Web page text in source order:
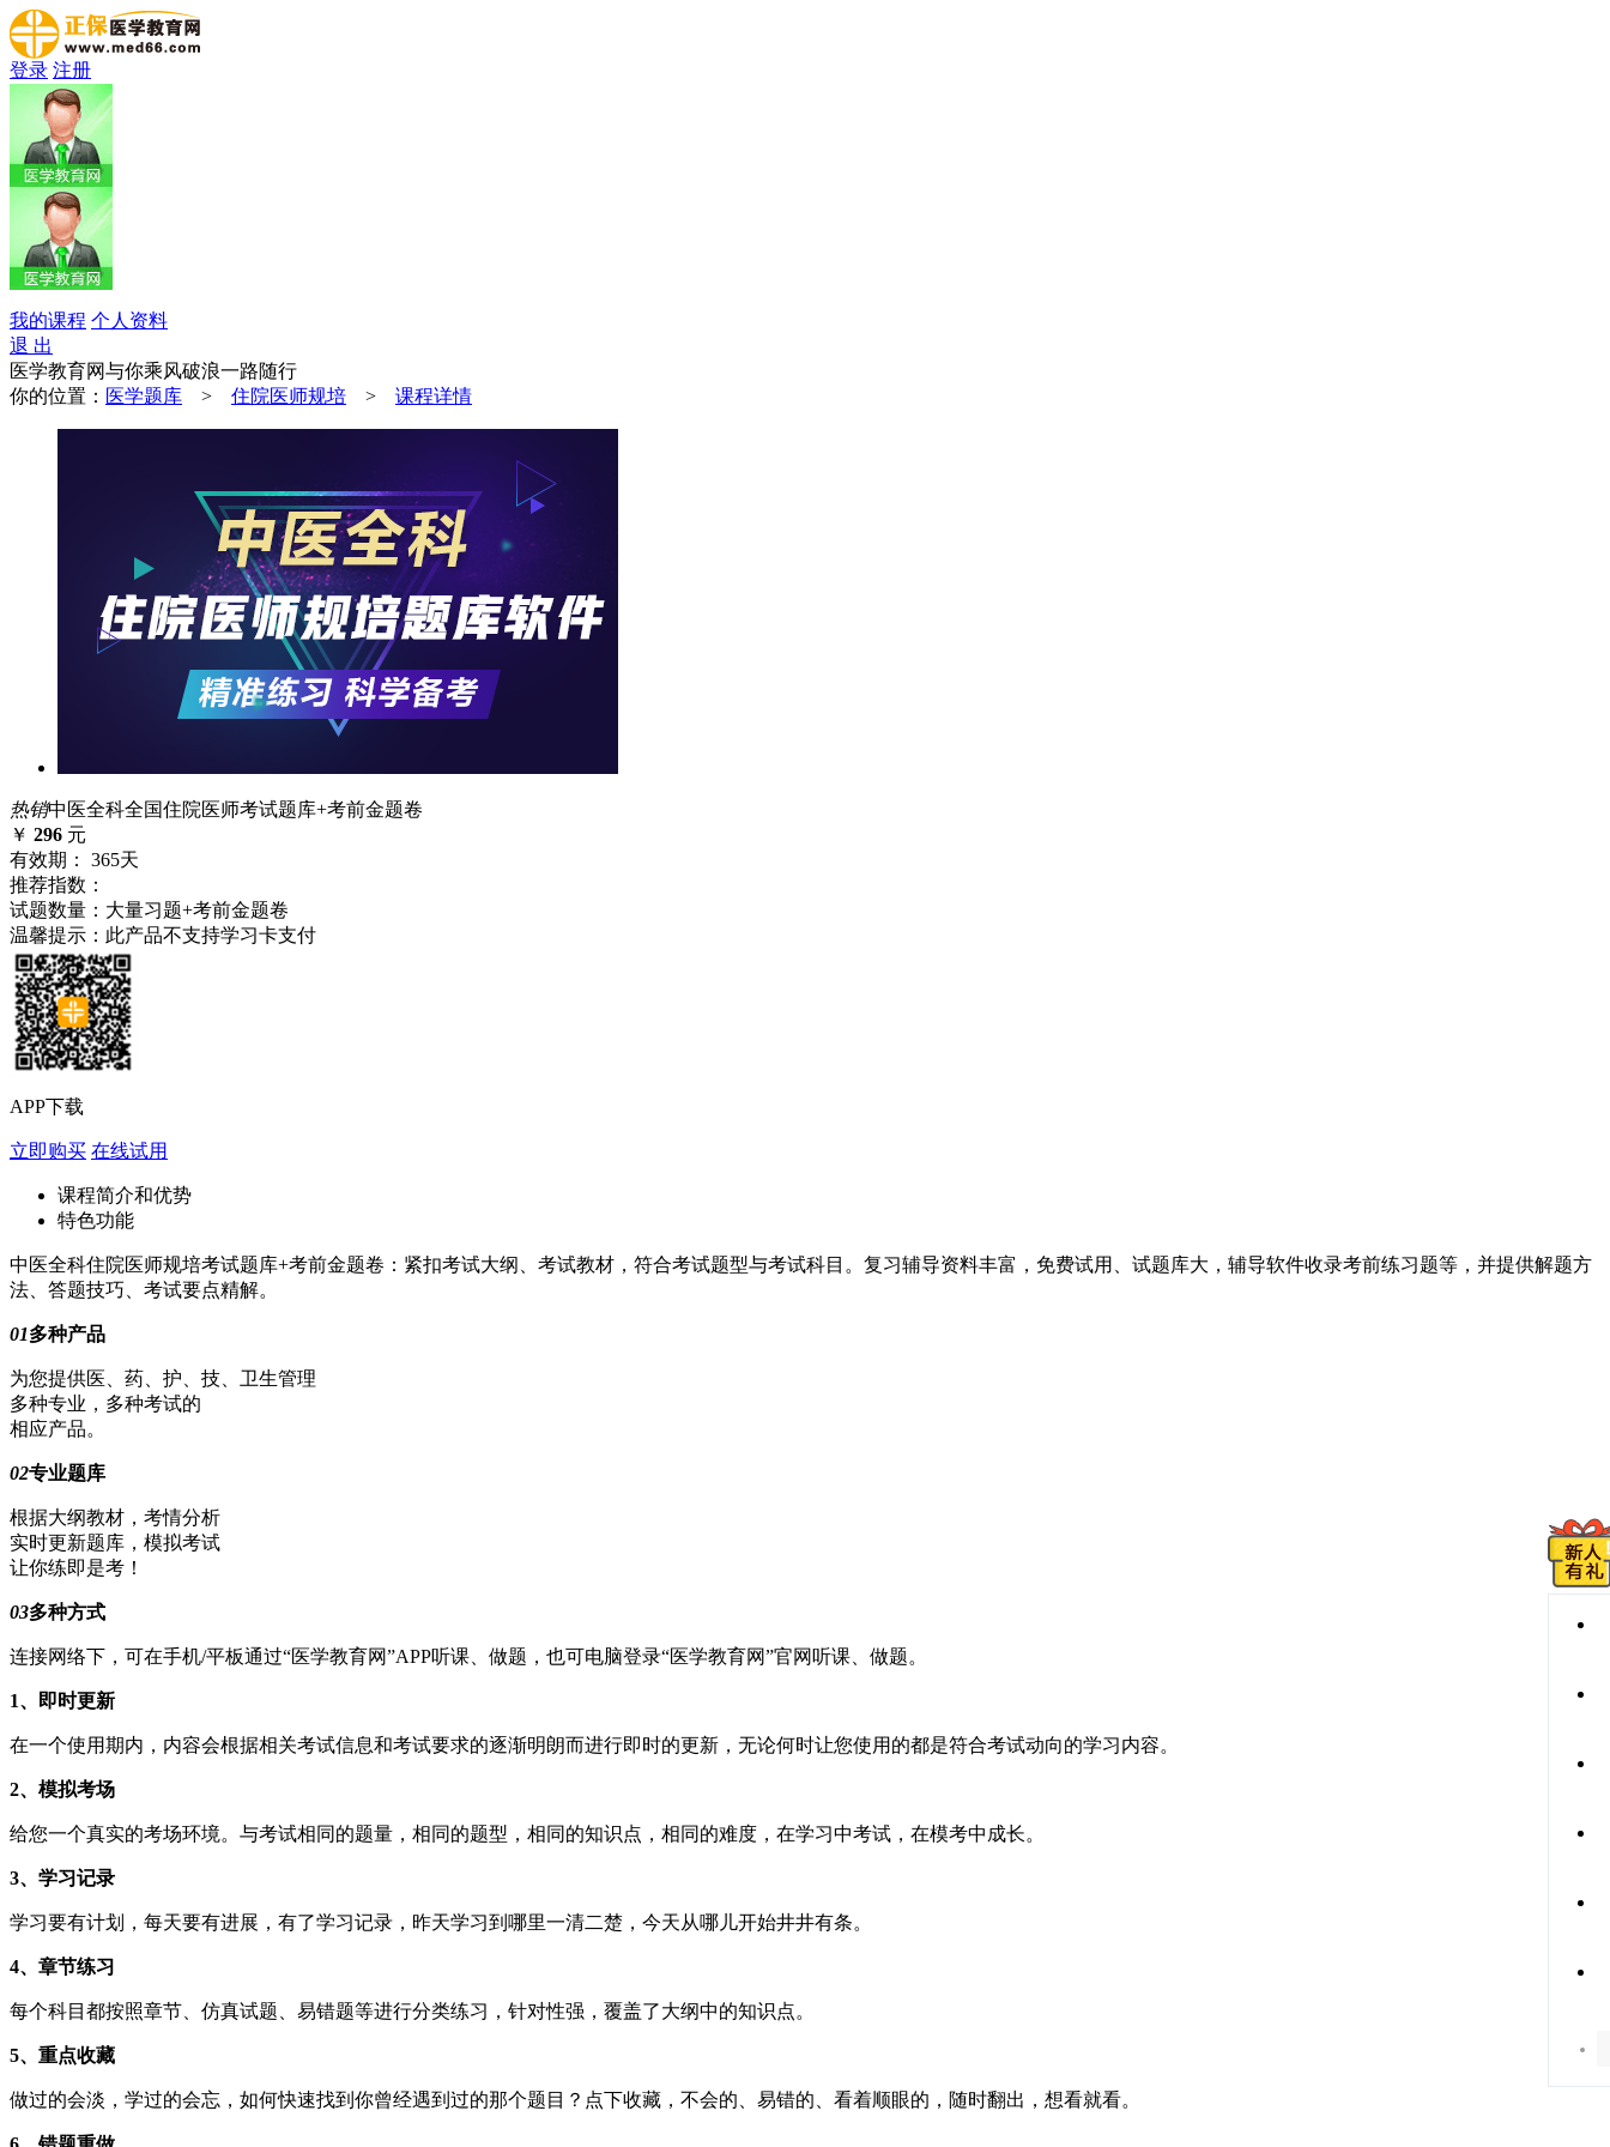
登录 注册
我的课程 个人资料
退 出
医学教育网与你乘风破浪一路随行
你的位置： 医学题库 > 住院医师规培 > 课程详情
热销中医全科全国住院医师考试题库+考前金题卷
￥ 296 元
有效期： 365天
推荐指数：
试题数量：大量习题+考前金题卷
温馨提示：此产品不支持学习卡支付
APP下载
立即购买 在线试用
课程简介和优势
特色功能
中医全科住院医师规培考试题库+考前金题卷：紧扣考试大纲、考试教材，符合考试题型与考试科目。复习辅导资料丰富，免费试用、试题库大，辅导软件收录考前练习题等，并提供解题方
法、答题技巧、考试要点精解。
01多种产品
为您提供医、药、护、技、卫生管理
多种专业，多种考试的
相应产品。
02专业题库
根据大纲教材，考情分析
实时更新题库，模拟考试
让你练即是考！
03多种方式
连接网络下，可在手机/平板通过“医学教育网”APP听课、做题，也可电脑登录“医学教育网”官网听课、做题。
1、即时更新
在一个使用期内，内容会根据相关考试信息和考试要求的逐渐明朗而进行即时的更新，无论何时让您使用的都是符合考试动向的学习内容。
2、模拟考场
给您一个真实的考场环境。与考试相同的题量，相同的题型，相同的知识点，相同的难度，在学习中考试，在模考中成长。
3、学习记录
学习要有计划，每天要有进展，有了学习记录，昨天学习到哪里一清二楚，今天从哪儿开始井井有条。
4、章节练习
每个科目都按照章节、仿真试题、易错题等进行分类练习，针对性强，覆盖了大纲中的知识点。
5、重点收藏
做过的会淡，学过的会忘，如何快速找到你曾经遇到过的那个题目？点下收藏，不会的、易错的、看着顺眼的，随时翻出，想看就看。